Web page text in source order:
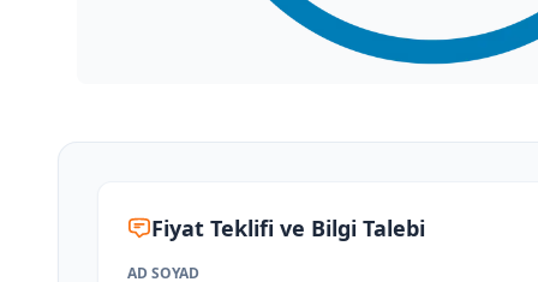
Fiyat Teklifi ve Bilgi Talebi
AD SOYAD